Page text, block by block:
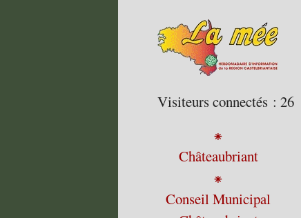
Visiteurs connectés : 26
⁕
Châteaubriant
⁕
Conseil Municipal